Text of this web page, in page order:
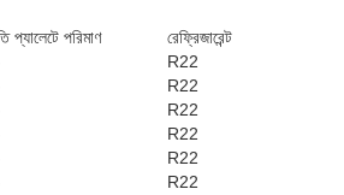
প্যালেটে পরিমাণ
রেফ্রিজারেন্ট
R22
R22
R22
R22
R22
R22